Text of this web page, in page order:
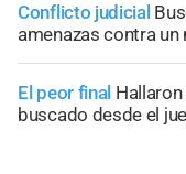
Conflicto judicial
amenazas contra
El peor final
buscado desde el